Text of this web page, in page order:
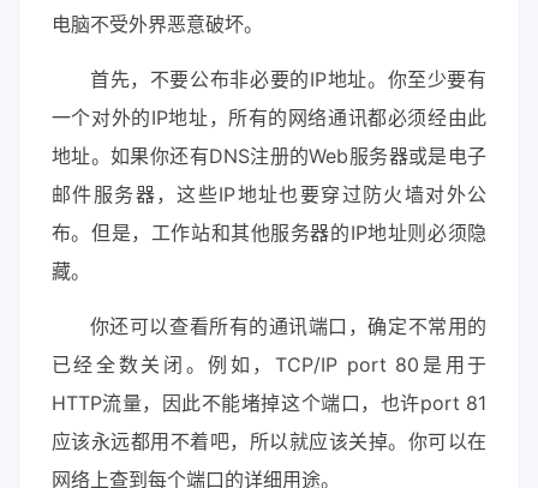
电脑不受外界恶意破坏。
首先，不要公布非必要的IP地址。你至少要有
一个对外的IP地址，所有的网络通讯都必须经由此
地址。如果你还有DNS注册的Web服务器或是电子
邮件服务器，这些IP地址也要穿过防火墙对外公
布。但是，工作站和其他服务器的IP地址则必须隐
藏。
你还可以查看所有的通讯端口，确定不常用的
已经全数关闭。例如，TCP/IP port 80是用于
HTTP流量，因此不能堵掉这个端口，也许port 81
应该永远都用不着吧，所以就应该关掉。你可以在
网络上查到每个端口的详细用途。